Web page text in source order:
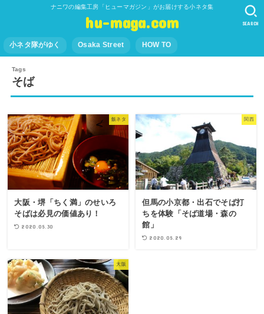
ナニワの編集工房「ヒューマガジン」がお届けする小ネタ集
hu-maga.com
小ネタ隊がゆく Osaka Street HOW TO
SEARCH
そば
飯ネタ
大阪・堺「ちく満」のせいろ
そばは必見の価値あり！
2020.05.30
関西
但馬の小京都・出石でそば打
ちを体験「そば道場・森の
館」
2020.05.29
大阪